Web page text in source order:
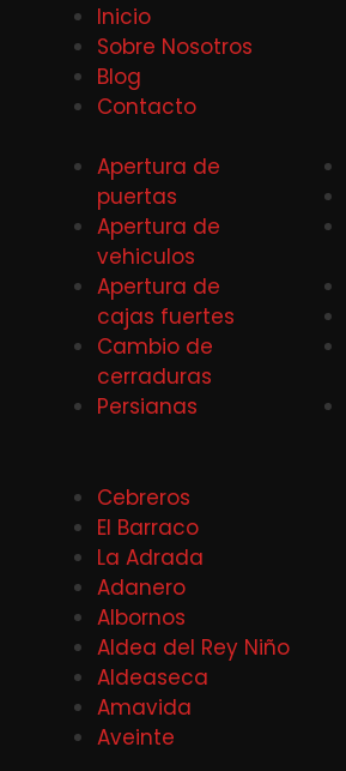
Inicio
Sobre Nosotros
Blog
Contacto
Apertura de
puertas
Apertura de
vehiculos
Apertura de
cajas fuertes
Cambio de
cerraduras
Persianas
Cebreros
El Barraco
La Adrada
Adanero
Albornos
Aldea del Rey Niño
Aldeaseca
Amavida
Aveinte